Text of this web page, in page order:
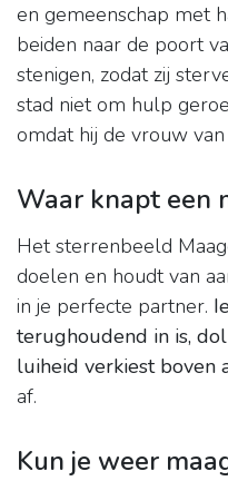
en gemeenschap met
beiden naar de poort
stenigen, zodat zij
stad niet om hulp
omdat hij de vrouw van
Waar knapt een
Het sterrenbeeld
doelen en houdt van
in je perfecte partner.
terughoudend in is,
luiheid verkiest boven
af.
Kun je weer